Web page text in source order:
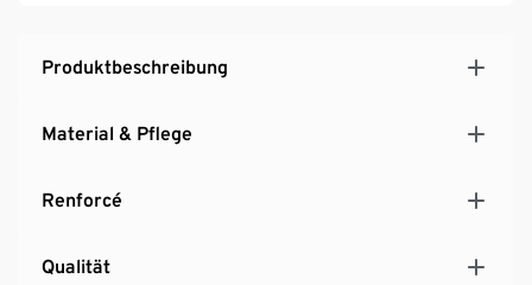
Produktbeschreibung
Material & Pflege
Renforcé
Qualität